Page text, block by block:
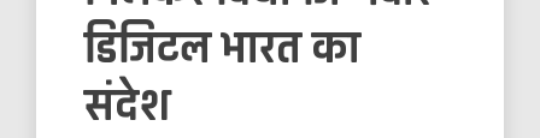
डिजिटल भारत का
संदेश